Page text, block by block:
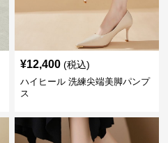
¥12,400 (税込)
ハイヒール 洗練尖端美脚パンプ
ス